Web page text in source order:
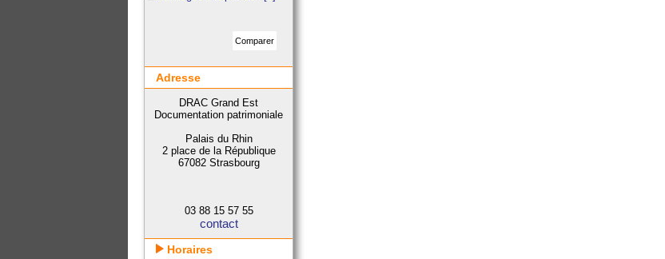
Adresse
DRAC Grand Est
Documentation patrimoniale
Palais du Rhin
2 place de la République
67082 Strasbourg
03 88 15 57 55
contact
Horaires